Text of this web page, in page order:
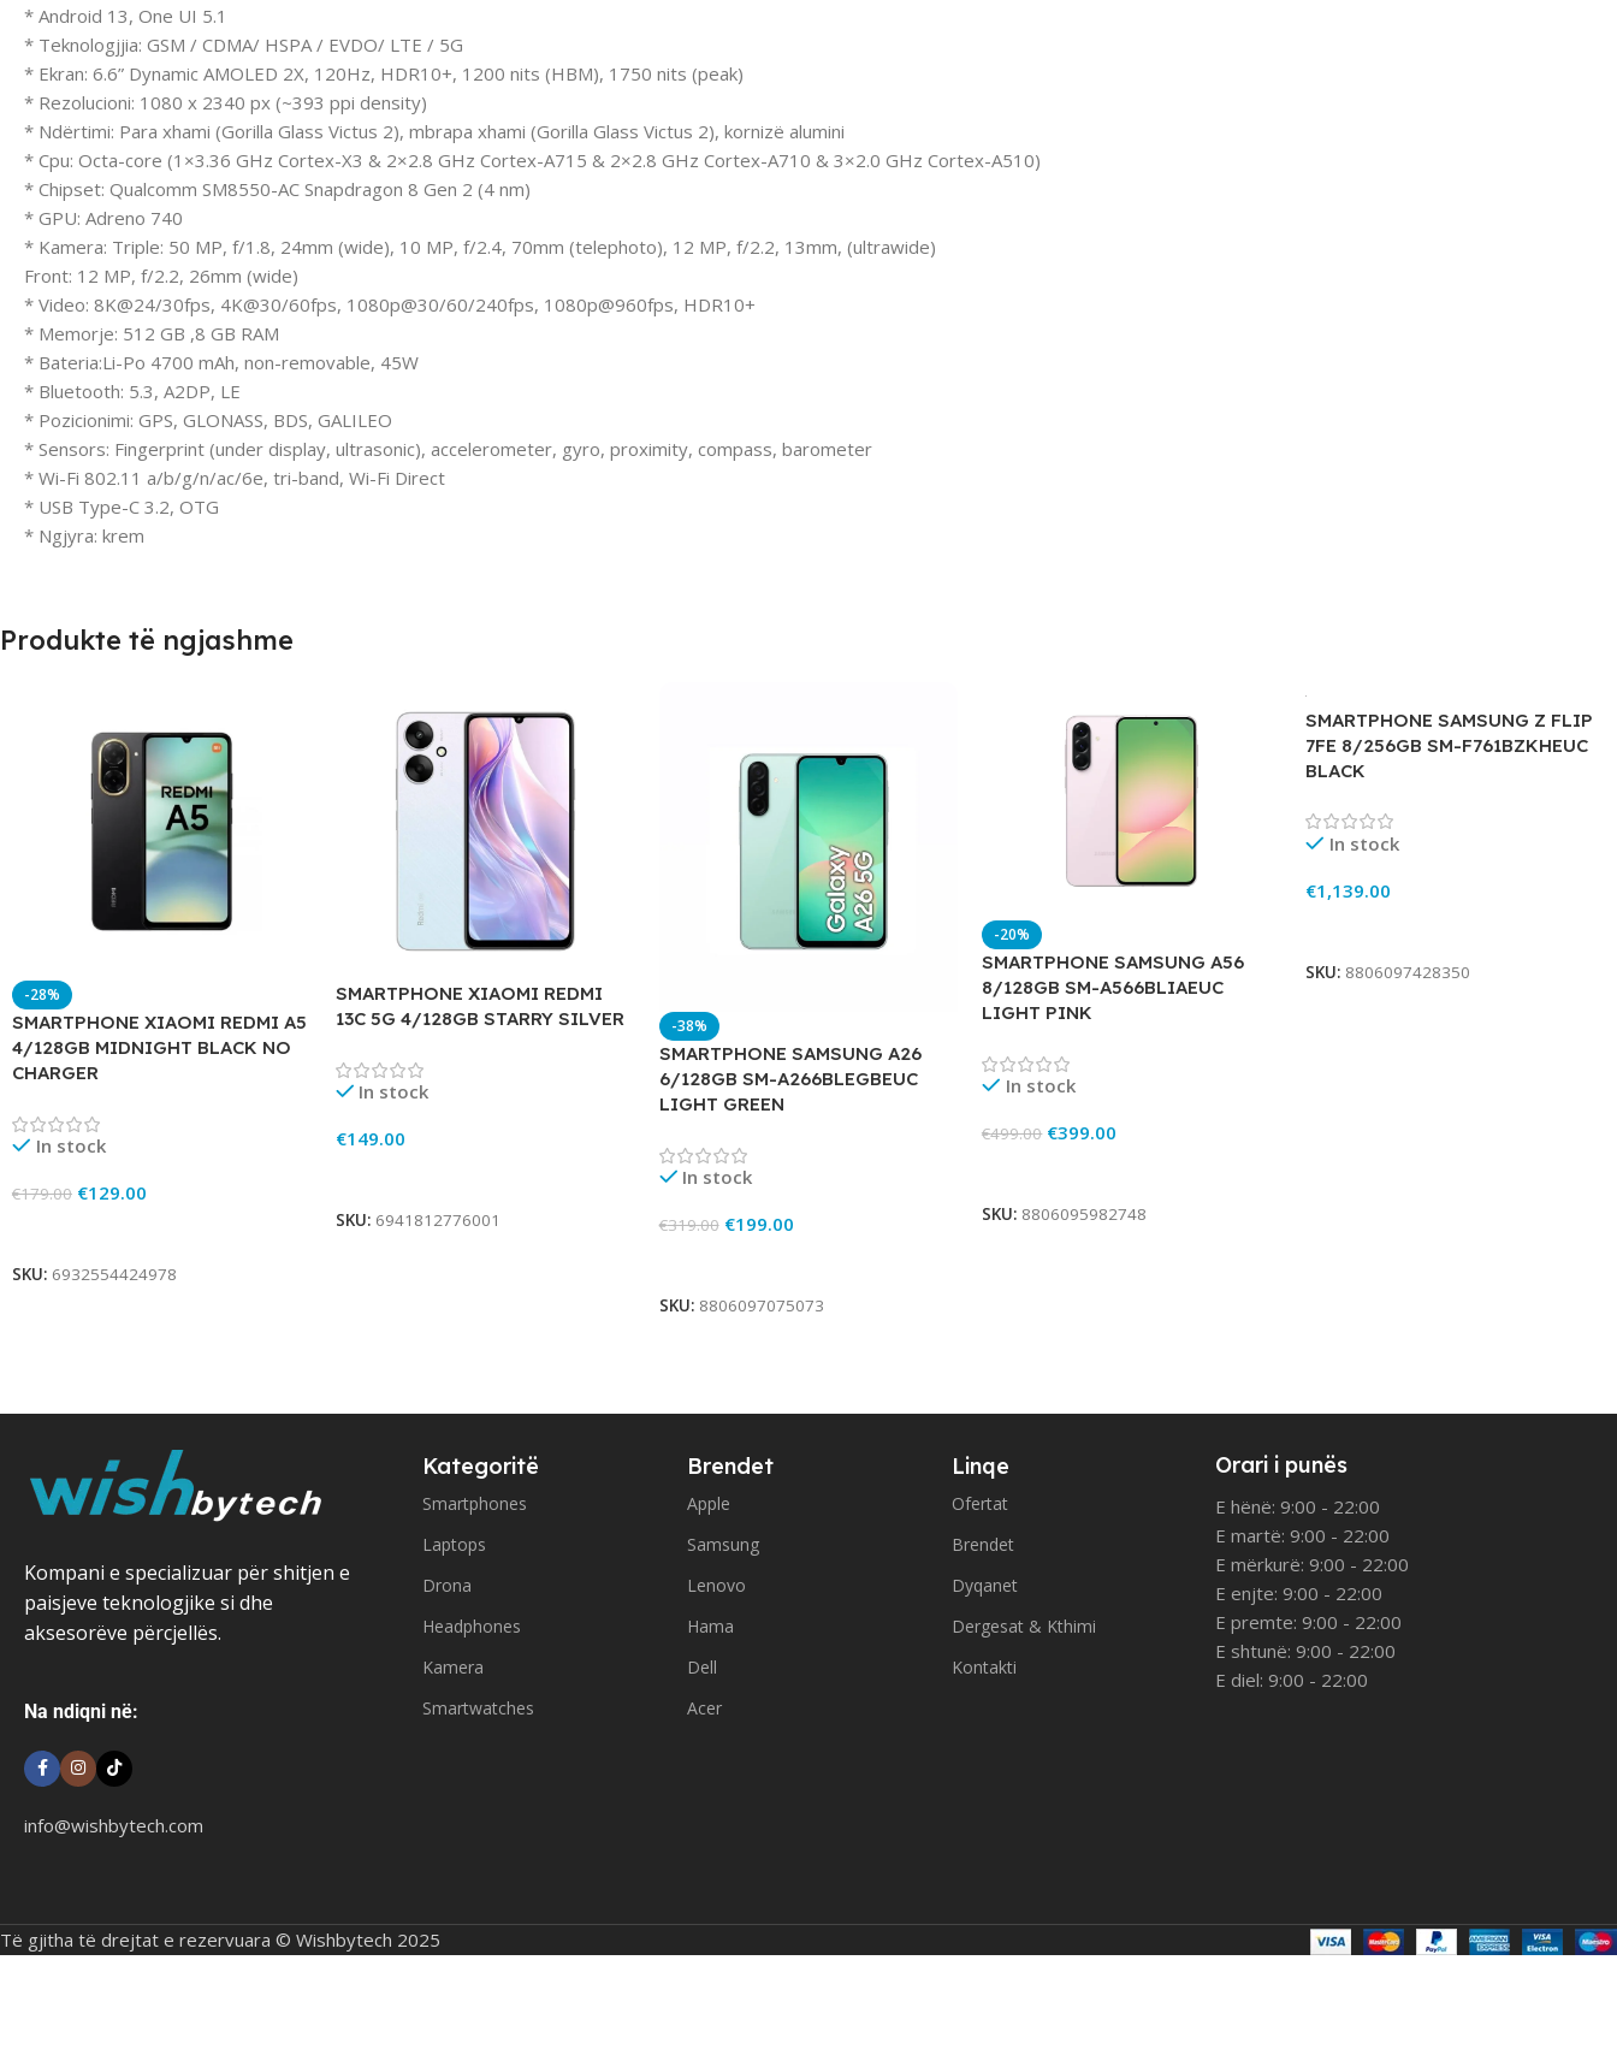
* Android 13, One UI 5.1
* Teknologjjia: GSM / CDMA/ HSPA / EVDO/ LTE / 5G
* Ekran: 6.6” Dynamic AMOLED 2X, 120Hz, HDR10+, 1200 nits (HBM), 1750 nits (peak)
* Rezolucioni: 1080 x 2340 px (~393 ppi density)
* Ndërtimi: Para xhami (Gorilla Glass Victus 2), mbrapa xhami (Gorilla Glass Victus 2), kornizë alumini
* Cpu: Octa-core (1×3.36 GHz Cortex-X3 & 2×2.8 GHz Cortex-A715 & 2×2.8 GHz Cortex-A710 & 3×2.0 GHz Cortex-A510)
* Chipset: Qualcomm SM8550-AC Snapdragon 8 Gen 2 (4 nm)
* GPU: Adreno 740
* Kamera: Triple: 50 MP, f/1.8, 24mm (wide), 10 MP, f/2.4, 70mm (telephoto), 12 MP, f/2.2, 13mm, (ultrawide)
Front: 12 MP, f/2.2, 26mm (wide)
* Video: 8K@24/30fps, 4K@30/60fps, 1080p@30/60/240fps, 1080p@960fps, HDR10+
* Memorje: 512 GB ,8 GB RAM
* Bateria:Li-Po 4700 mAh, non-removable, 45W
* Bluetooth: 5.3, A2DP, LE
* Pozicionimi: GPS, GLONASS, BDS, GALILEO
* Sensors: Fingerprint (under display, ultrasonic), accelerometer, gyro, proximity, compass, barometer
* Wi-Fi 802.11 a/b/g/n/ac/6e, tri-band, Wi-Fi Direct
* USB Type-C 3.2, OTG
* Ngjyra: krem
Produkte të ngjashme
-28%
SMARTPHONE XIAOMI REDMI A5
4/128GB MIDNIGHT BLACK NO
CHARGER
In stock
€179.00 €129.00
SKU: 6932554424978
SMARTPHONE XIAOMI REDMI
13C 5G 4/128GB STARRY SILVER
In stock
€149.00
SKU: 6941812776001
-38%
SMARTPHONE SAMSUNG A26
6/128GB SM-A266BLEGBEUC
LIGHT GREEN
In stock
€319.00 €199.00
SKU: 8806097075073
-20%
SMARTPHONE SAMSUNG A56
8/128GB SM-A566BLIAEUC
LIGHT PINK
In stock
€499.00 €399.00
SKU: 8806095982748
SMARTPHONE SAMSUNG Z FLIP
7FE 8/256GB SM-F761BZKHEUC
BLACK
In stock
€1,139.00
SKU: 8806097428350
Kompani e specializuar për shitjen e
paisjeve teknologjike si dhe
aksesorëve përcjellës.
Na ndiqni në:
info@wishbytech.com
Kategoritë
Smartphones
Laptops
Drona
Headphones
Kamera
Smartwatches
Brendet
Apple
Samsung
Lenovo
Hama
Dell
Acer
Linqe
Ofertat
Brendet
Dyqanet
Dergesat & Kthimi
Kontakti
Orari i punës
E hënë: 9:00 - 22:00
E martë: 9:00 - 22:00
E mërkurë: 9:00 - 22:00
E enjte: 9:00 - 22:00
E premte: 9:00 - 22:00
E shtunë: 9:00 - 22:00
E diel: 9:00 - 22:00
Të gjitha të drejtat e rezervuara © Wishbytech 2025